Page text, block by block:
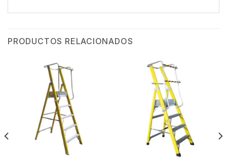
PRODUCTOS RELACIONADOS